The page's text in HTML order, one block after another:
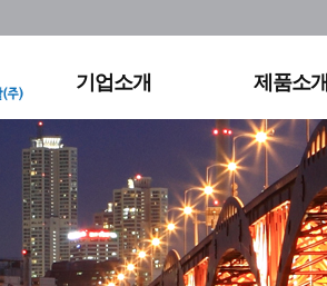
기업소개 제품소개
조직도
채용정보
영상조명
홈조명